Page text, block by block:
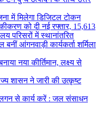
में मिलेगा डिजिटल टोकन
को दी नई रफ्तार, 15,613
परिसरों में स्थानांतरित
आंगनवाड़ी कार्यकर्ता शर्मिला
नया कीर्तिमान, लक्ष्य से
शासन ने जारी की उत्कृष्ट
लगन से कार्य करें : जल संसाधन